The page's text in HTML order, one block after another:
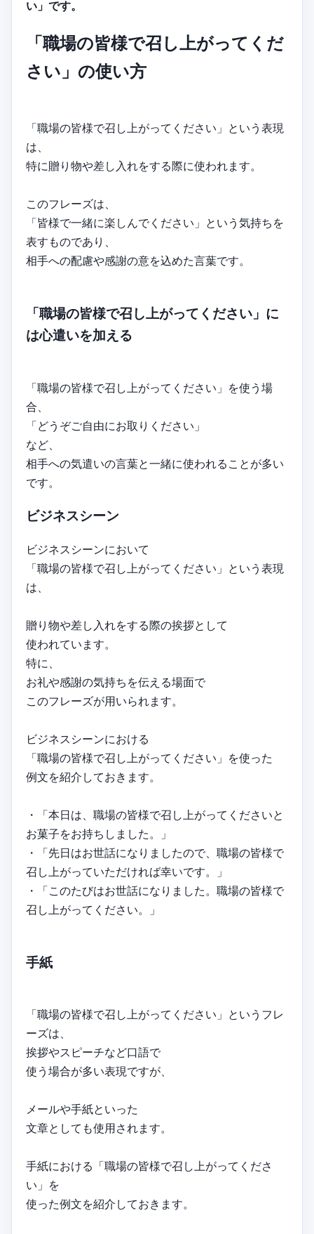
い」です。
「職場の皆様で召し上がってくだ
さい」の使い方
「職場の皆様で召し上がってください」という表現
は、
特に贈り物や差し入れをする際に使われます。
このフレーズは、
「皆様で一緒に楽しんでください」という気持ちを
表すものであり、
相手への配慮や感謝の意を込めた言葉です。
「職場の皆様で召し上がってください」に
は心遣いを加える
「職場の皆様で召し上がってください」を使う場
合、
「どうぞご自由にお取りください」
など、
相手への気遣いの言葉と一緒に使われることが多い
です。
ビジネスシーン
ビジネスシーンにおいて
「職場の皆様で召し上がってください」という表現
は、
贈り物や差し入れをする際の挨拶として
使われています。
特に、
お礼や感謝の気持ちを伝える場面で
このフレーズが用いられます。
ビジネスシーンにおける
「職場の皆様で召し上がってください」を使った
例文を紹介しておきます。
・「本日は、職場の皆様で召し上がってくださいと
お菓子をお持ちしました。」
・「先日はお世話になりましたので、職場の皆様で
召し上がっていただければ幸いです。」
・「このたびはお世話になりました。職場の皆様で
召し上がってください。」
手紙
「職場の皆様で召し上がってください」というフレ
ーズは、
挨拶やスピーチなど口語で
使う場合が多い表現ですが、
メールや手紙といった
文章としても使用されます。
手紙における「職場の皆様で召し上がってくださ
い」を
使った例文を紹介しておきます。